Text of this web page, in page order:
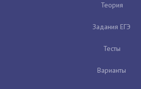
Теория
Задания ЕГЭ
Тесты
Варианты